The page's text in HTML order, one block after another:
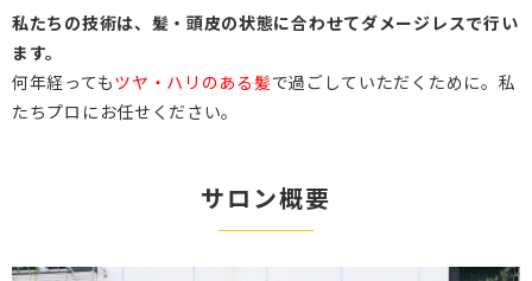
私たちの技術は、髪・頭皮の状態に合わせてダメージレスで行い
ます。
何年経ってもツヤ・ハリのある髪で過ごしていただくために。私
たちプロにお任せください。
サロン概要